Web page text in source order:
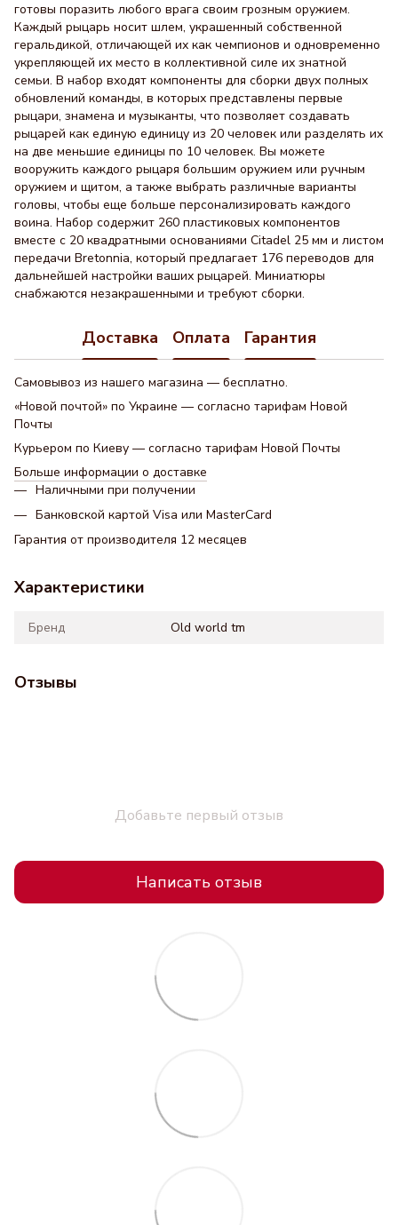
готовы поразить любого врага своим грозным оружием.
Каждый рыцарь носит шлем, украшенный собственной
геральдикой, отличающей их как чемпионов и одновременно
укрепляющей их место в коллективной силе их знатной
семьи. В набор входят компоненты для сборки двух полных
обновлений команды, в которых представлены первые
рыцари, знамена и музыканты, что позволяет создавать
рыцарей как единую единицу из 20 человек или разделять их
на две меньшие единицы по 10 человек. Вы можете
вооружить каждого рыцаря большим оружием или ручным
оружием и щитом, а также выбрать различные варианты
головы, чтобы еще больше персонализировать каждого
воина. Набор содержит 260 пластиковых компонентов
вместе с 20 квадратными основаниями Citadel 25 мм и листом
передачи Bretonnia, который предлагает 176 переводов для
дальнейшей настройки ваших рыцарей. Миниатюры
снабжаются незакрашенными и требуют сборки.
Доставка Оплата Гарантия
Самовывоз из нашего магазина — бесплатно.
«Новой почтой» по Украине — согласно тарифам Новой
Почты
Курьером по Киеву — согласно тарифам Новой Почты
Больше информации о доставке
Наличными при получении
Банковской картой Visa или MasterCard
Гарантия от производителя 12 месяцев
Характеристики
Бренд Old world tm
Отзывы
Добавьте первый отзыв
Написать отзыв